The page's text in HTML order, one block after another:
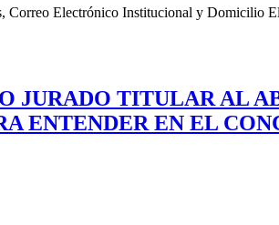
Correo Electrónico Institucional y
JURADO TITULAR AL
ENTENDER EN EL